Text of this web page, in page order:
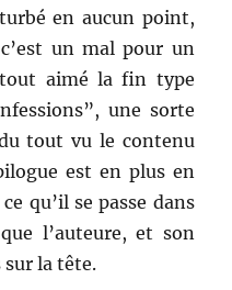
en aucun point,
un mal pour un
aimé la fin type
une sorte
tout vu le contenu
est en plus en
qu’il se passe dans
l’auteure, et son
la tête.